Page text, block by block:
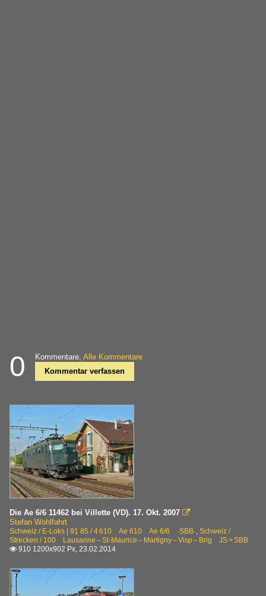
0 Kommentare, Alle Kommentare
Kommentar verfassen
Die Ae 6/6 11462 bei Villette (VD). 17. Okt. 2007 
Stefan Wohlfahrt
Schweiz / E-Loks | 91 85 / 4 610 Ae 610 Ae 6/6 ·SBB·, Schweiz /
Strecken / 100 Lausanne – St-Maurice – Martigny – Visp – Brig JS > SBB
 910 1200x902 Px, 23.02.2014